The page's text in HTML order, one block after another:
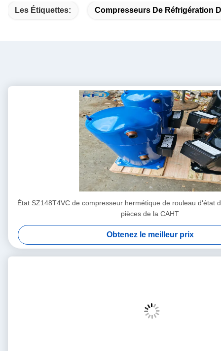
Les Étiquettes: Compresseurs De Réfrigération
État SZ148T4VC de compresseur hermétique de rouleau d'état
pièces de la CAHT
Obtenez le meilleur prix